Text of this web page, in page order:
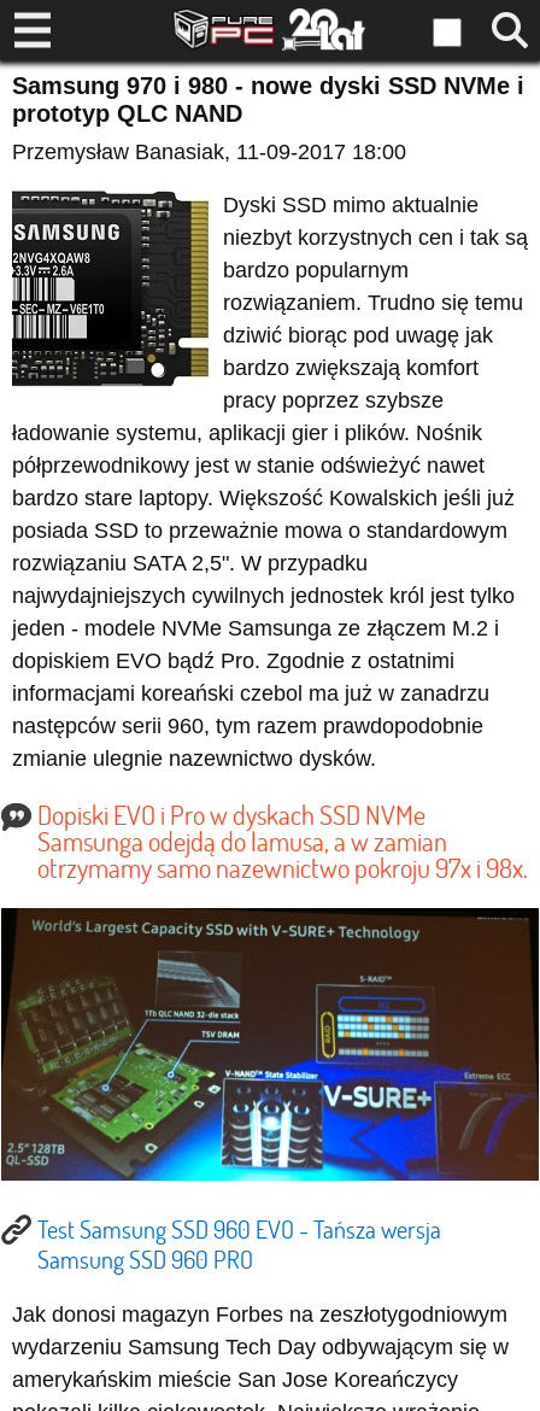
Samsung 970 i 980 - nowe dyski SSD NVMe i
prototyp QLC NAND
Przemysław Banasiak, 11-09-2017 18:00
Dyski SSD mimo aktualnie
niezbyt korzystnych cen i tak są
bardzo popularnym
rozwiązaniem. Trudno się temu
dziwić biorąc pod uwagę jak
bardzo zwiększają komfort
pracy poprzez szybsze
ładowanie systemu, aplikacji gier i plików. Nośnik
półprzewodnikowy jest w stanie odświeżyć nawet
bardzo stare laptopy. Większość Kowalskich jeśli już
posiada SSD to przeważnie mowa o standardowym
rozwiązaniu SATA 2,5". W przypadku
najwydajniejszych cywilnych jednostek król jest tylko
jeden - modele NVMe Samsunga ze złączem M.2 i
dopiskiem EVO bądź Pro. Zgodnie z ostatnimi
informacjami koreański czebol ma już w zanadrzu
następców serii 960, tym razem prawdopodobnie
zmianie ulegnie nazewnictwo dysków.
Dopiski EVO i Pro w dyskach SSD NVMe
Samsunga odejdą do lamusa, a w zamian
otrzymamy samo nazewnictwo pokroju 97x i 98x.
Test Samsung SSD 960 EVO - Tańsza wersja
Samsung SSD 960 PRO
Jak donosi magazyn Forbes na zeszłotygodniowym
wydarzeniu Samsung Tech Day odbywającym się w
amerykańskim mieście San Jose Koreańczycy